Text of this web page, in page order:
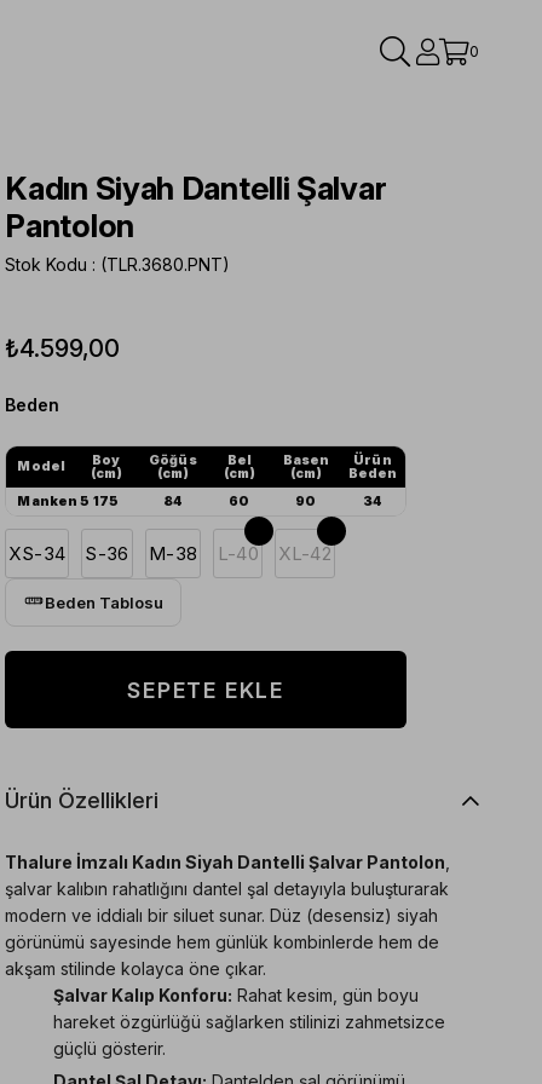
0
Kadın Siyah Dantelli Şalvar
Pantolon
Stok Kodu (TLR.3680.PNT)
₺4.599,00
Beden
Model
Boy
(cm)
Göğüs
(cm)
Bel
(cm)
Basen
(cm)
Ürün
Beden
Manken 5 175 84 60 90 34
XS-34 S-36 M-38 L-40 XL-42
Beden Tablosu
Ürün Özellikleri
Thalure İmzalı Kadın Siyah Dantelli Şalvar Pantolon
şalvar kalıbın rahatlığını dantel şal detayıyla buluşturarak
modern ve iddialı bir siluet sunar. Düz (desensiz) siyah
görünümü sayesinde hem günlük kombinlerde hem de
akşam stilinde kolayca öne çıkar.
Şalvar Kalıp Konforu: Rahat kesim, gün boyu
hareket özgürlüğü sağlarken stilinizi zahmetsizce
güçlü gösterir.